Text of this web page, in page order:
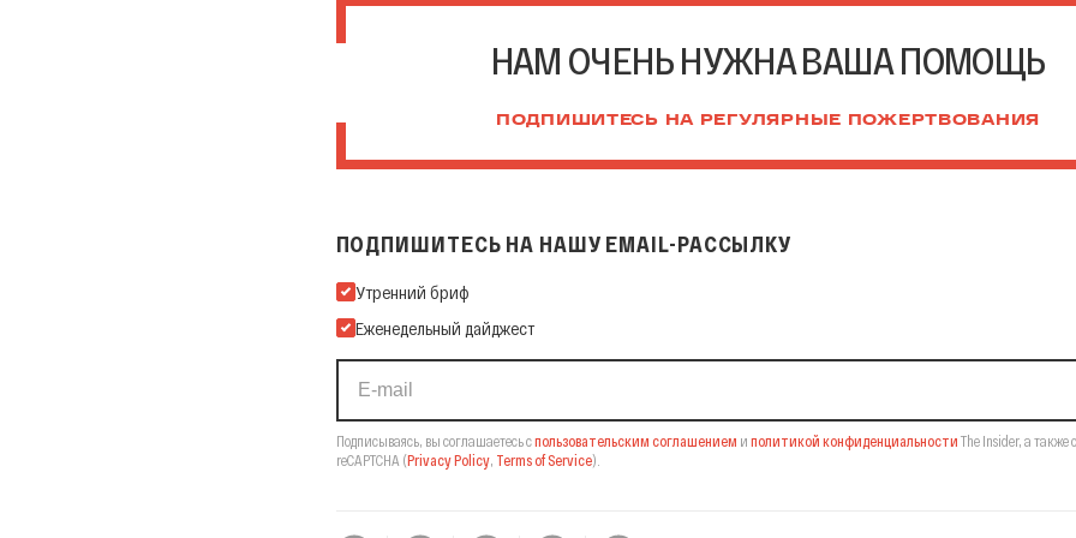
НАМ ОЧЕНЬ НУЖНА ВАША ПОМОЩЬ
ПОДПИШИТЕСЬ НА РЕГУЛЯРНЫЕ ПОЖЕРТВОВАНИЯ
ПОДПИШИТЕСЬ НА НАШУ EMAIL-РАССЫЛКУ
Подпишитесь на нашу Email-рассылку
Утренний бриф
Еженедельный дайджест
Подписываясь, вы соглашаетесь спользовательским соглашением и политикой конфиденциальности The Insider, а также
reCAPTCHA (Privacy Policy, Terms of Service).